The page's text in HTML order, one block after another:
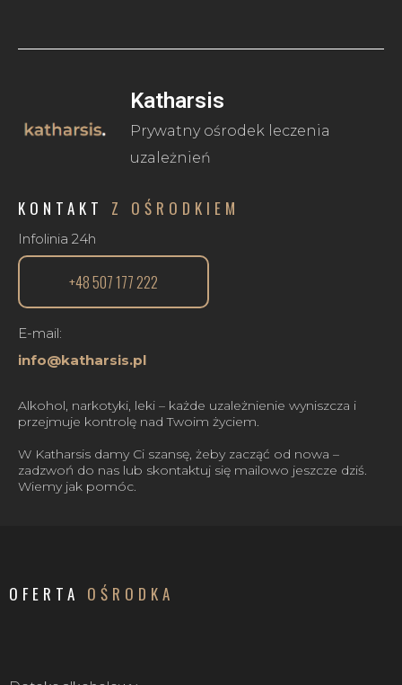
Katharsis
Prywatny ośrodek leczenia
uzależnień
KONTAKT Z OŚRODKIEM
Infolinia 24h
+48 507 177 222
E-mail:
info@katharsis.pl
Alkohol, narkotyki, leki – każde uzależnienie wyniszcza i
przejmuje kontrolę nad Twoim życiem.
W Katharsis damy Ci szansę, żeby zacząć od nowa –
zadzwoń do nas lub skontaktuj się mailowo jeszcze dziś.
Wiemy jak pomóc.
OFERTA OŚRODKA